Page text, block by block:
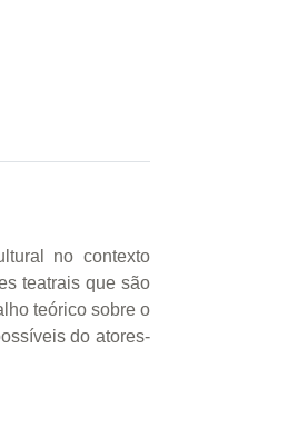
no contexto
teatrais que são
teórico sobre o
do atores-